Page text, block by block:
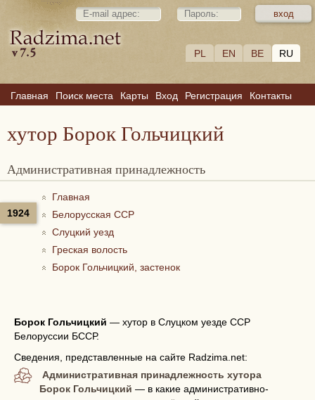
PL EN BE RU
Главная Поиск места Карты Вход Регистрация Контакты
хутор Борок Гольчицкий
Административная принадлежность
1924
Главная
Белорусская ССР
Слуцкий уезд
Греская волость
Борок Гольчицкий, застенок
Борок Гольчицкий — хутор в Слуцком уезде ССР
Белоруссии БССР.
Сведения, представленные на сайте Radzima.net:
Административная принадлежность хутора
Борок Гольчицкий — в какие административно-